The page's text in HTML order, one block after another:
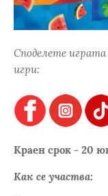
Споделете
игри:
Краен срок - 20
Как се участва: